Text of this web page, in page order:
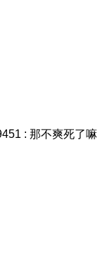
: 那不爽死了嘛